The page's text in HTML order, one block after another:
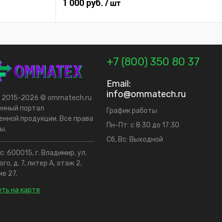
1 000 руб. / шт
2015-2026 © ommatech.ru
портал
продукции. Все права
600015, г. Владимир, ул.
д. 7, литер А, этаж 2,
27.
на карте
+7 (800) 350 80 37
Email:
info@ommatech.ru
График работы
Пн-Пт: с 8:30 до 17:30
Сб, Вс: Выходной